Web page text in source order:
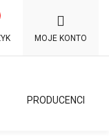
MOJE KONTO
PRODUCENCI